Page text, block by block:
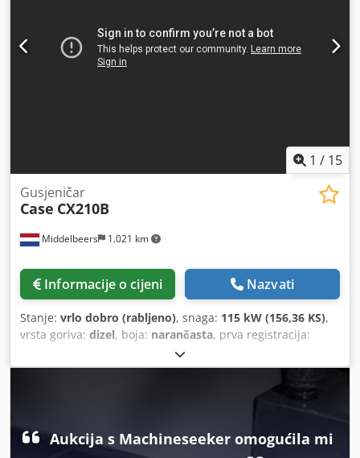
1 / 15
Middelbeers 1.021 km
Gusjeničar
Case CX210B
Informacije o cijeni Nazvati
Stanje: vrlo dobro (rabljeno), snaga: 115 kW (156,36 KS),
vrsta goriva: dizel, boja: narančasta, prva registracija:
, Godina proizvodnje:2012
Opće informacije Modelna godina: 2012 Serijski broj:
DCH210R5NCEAH2500 Tehničke informacije Broj cilindara:
4 Vlastita masa: 22.600 kg Funkcionalnost Radna širina: 300
Vizualno stanje: vrlo dobro Dedpfx Aljy En Nde Ieck
Financijske informacije Cijena: Na upit Jamstvo Jamstvo: Iz
Aukcija s Machineseeker omogućila mi